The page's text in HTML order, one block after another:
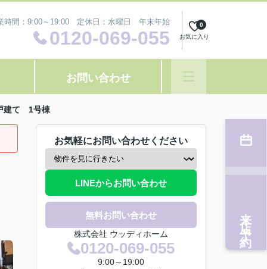
時間：9:00～19:00 定休日：水曜日 年末年始
0120-069-055 お気に入り
0
お問い合わせ
建て 1号棟
お気軽にお問い合わせください
LINEからお問い合わせ
無料お問い合わせ
株式会社 ウッディホーム
0120-069-055
9:00～19:00
来店予約